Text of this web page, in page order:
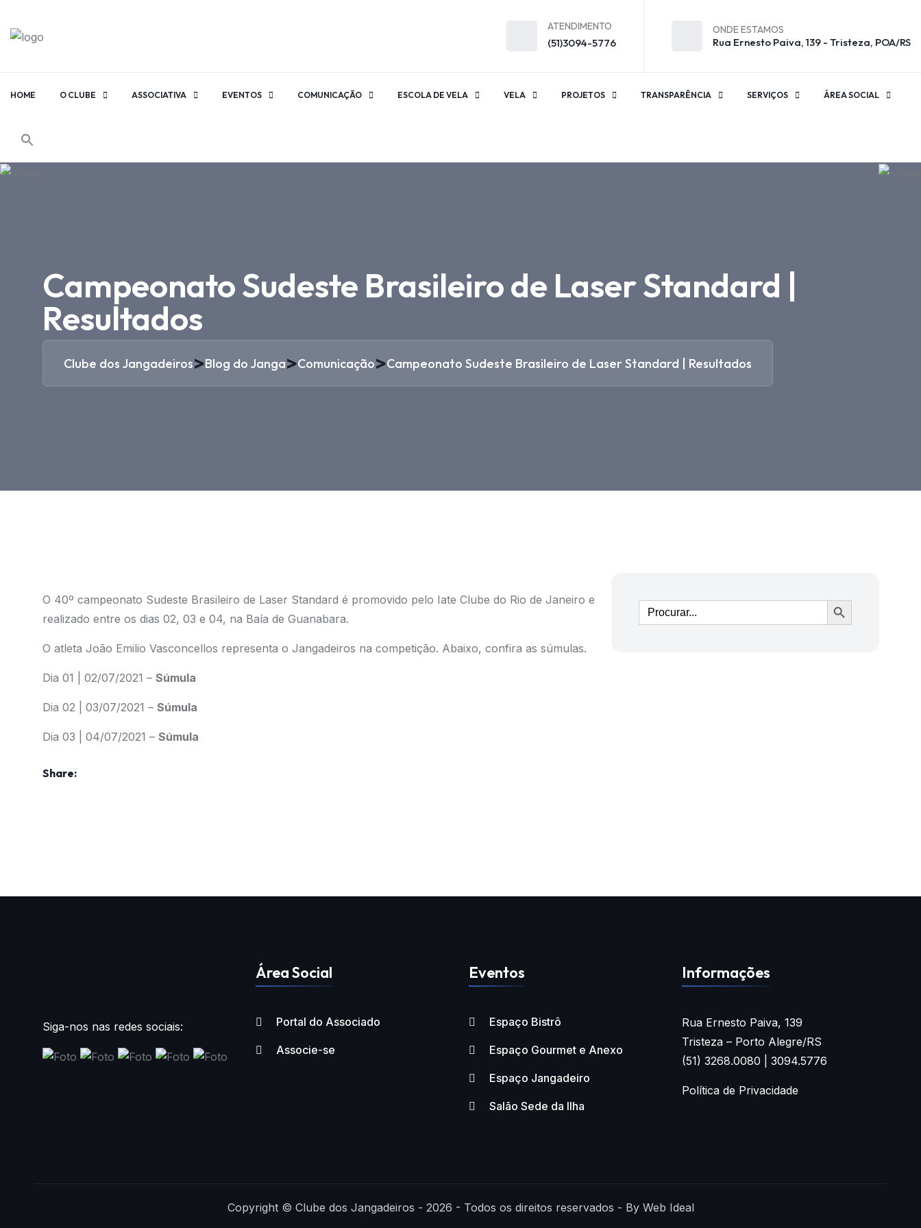
ATENDIMENTO
(51)3094-5776
ONDE ESTAMOS
Rua Ernesto Paiva, 139 - Tristeza, POA/RS
HOME O CLUBE ASSOCIATIVA EVENTOS COMUNICAÇÃO ESCOLA DE VELA VELA PROJETOS TRANSPARÊNCIA SERVIÇOS ÁREA SOCIAL
Campeonato Sudeste Brasileiro de Laser Standard |
Resultados
Clube dos Jangadeiros>Blog do Janga>Comunicação>Campeonato Sudeste Brasileiro de Laser Standard | Resultados
O 40º campeonato Sudeste Brasileiro de Laser Standard é promovido pelo Iate Clube do Rio de Janeiro e
realizado entre os dias 02, 03 e 04, na Baía de Guanabara.
O atleta João Emilio Vasconcellos representa o Jangadeiros na competição. Abaixo, confira as súmulas.
Dia 01 | 02/07/2021 – Súmula
Dia 02 | 03/07/2021 – Súmula
Dia 03 | 04/07/2021 – Súmula
Share:
Ir
Siga-nos nas redes sociais:
Área Social
Portal do Associado
Associe-se
Eventos
Espaço Bistrô
Espaço Gourmet e Anexo
Espaço Jangadeiro
Salão Sede da Ilha
Informações
Rua Ernesto Paiva, 139
Tristeza – Porto Alegre/RS
(51) 3268.0080 | 3094.5776
Política de Privacidade
Copyright © Clube dos Jangadeiros - 2026 - Todos os direitos reservados - By Web Ideal